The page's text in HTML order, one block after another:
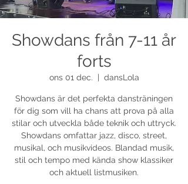
Showdans från 7-11 år
forts
ons 01 dec. dansLola
Showdans är det perfekta dansträningen
för dig som vill ha chans att prova på alla
stilar och utveckla både teknik och uttryck.
Showdans omfattar jazz, disco, street,
musikal, och musikvideos. Blandad musik,
stil och tempo med kända show klassiker
och aktuell listmusiken.